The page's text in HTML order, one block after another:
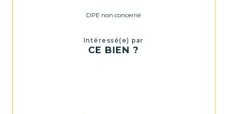
DPE non concerné
Intéressé(e) par
CE BIEN ?